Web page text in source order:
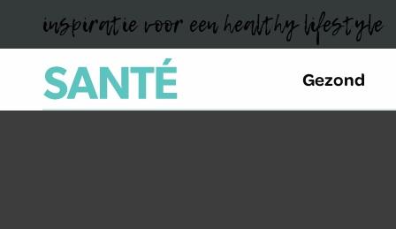
inspiratie voor een healthy lifestyle
Gezond